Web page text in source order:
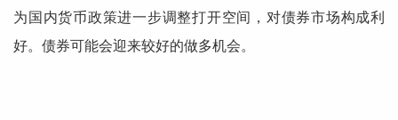
为国内货币政策进一步调整打开空间，对债券市场构成利
好。债券可能会迎来较好的做多机会。